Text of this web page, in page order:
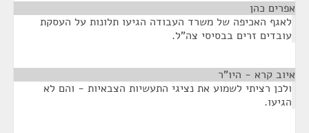
אפרים כהן
לאגף האכיפה של משרד העבודה הגיעו תלונות על העסקת
עובדים זרים בבסיסי צה"ל.
איוב קרא - היו"ר
ולכן רציתי לשמוע את נציגי התעשיות הצבאיות - והם לא
הגיעו.